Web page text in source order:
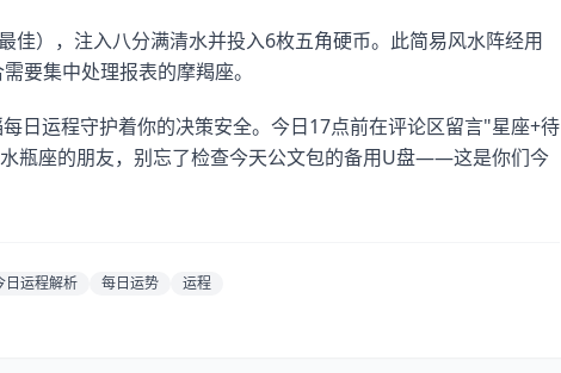
佳），注入八分满清水并投入6枚五角硬币。此简易风水阵经用
要集中处理报表的摩羯座。
日运程守护着你的决策安全。今日17点前在评论区留言"星座+待
瓶座的朋友，别忘了检查今天公文包的备用U盘——这是你们今
日运程解析 每日运势 运程